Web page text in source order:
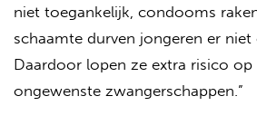
niet toegankelijk, condooms
schaamte durven jongeren er niet
Daardoor lopen ze extra risico op
ongewenste zwangerschappen.”